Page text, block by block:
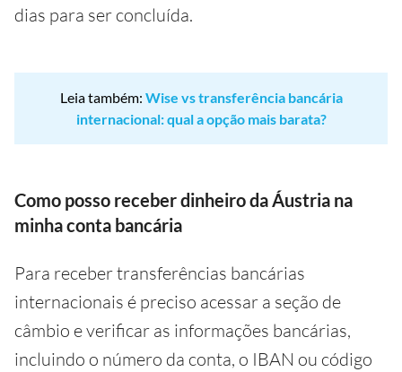
dias para ser concluída.
Leia também: Wise vs transferência bancária
internacional: qual a opção mais barata?
Como posso receber dinheiro da Áustria na
minha conta bancária
Para receber transferências bancárias
internacionais é preciso acessar a seção de
câmbio e verificar as informações bancárias,
incluindo o número da conta, o IBAN ou código